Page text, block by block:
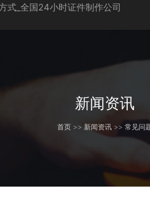
新闻资讯
首页 >> 新闻资讯 >> 常见问